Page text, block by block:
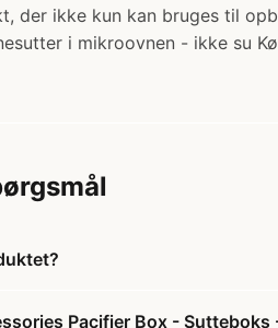
der ikke kun kan bruges til
i mikroovnen - ikke su
Pacifier Box -